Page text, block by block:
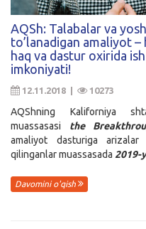
AQSh: Talabalar va
to’lanadigan amaliyot
haq va dastur oxirida
imkoniyati!
12.11.2018 | 10273
AQShning Kaliforniya
muassasasi the
amaliyot dasturiga
qilinganlar muassasada 2019-
Davomini o'qish